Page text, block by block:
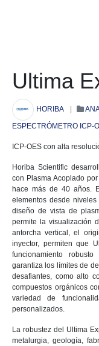
Ultima
HORIBA
ESPECTRÓMETRO ICP-
ICP-OES con alta
Horiba Scientific
con Plasma Acoplado
hace más de 40 años.
elementos desde
diseño de vista de
permite la visualización
antorcha vertical, el
inyector, permiten que
funcionamiento
garantiza los límites de
desafiantes, como alto
compuestos orgánicos
variedad de
personalizados.
La robustez del Ultima
metalurgia, geología,